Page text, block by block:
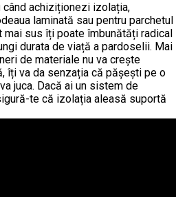
când achiziționezi izolația,
laminată sau pentru parchetul
mai sus îți poate îmbunătăți radical
durata de viață a pardoselii. Mai
de materiale nu va crește
îți va da senzația că pășești pe o
juca. Dacă ai un sistem de
te că izolația aleasă suportă